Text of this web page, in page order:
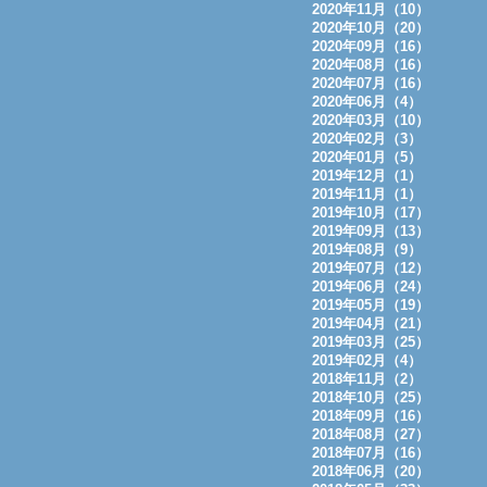
2020年11月（10）
2020年10月（20）
2020年09月（16）
2020年08月（16）
2020年07月（16）
2020年06月（4）
2020年03月（10）
2020年02月（3）
2020年01月（5）
2019年12月（1）
2019年11月（1）
2019年10月（17）
2019年09月（13）
2019年08月（9）
2019年07月（12）
2019年06月（24）
2019年05月（19）
2019年04月（21）
2019年03月（25）
2019年02月（4）
2018年11月（2）
2018年10月（25）
2018年09月（16）
2018年08月（27）
2018年07月（16）
2018年06月（20）